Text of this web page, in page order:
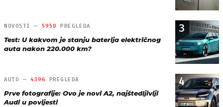
3
NOVOSTI — 5950 PREGLEDA
Test: U kakvom je stanju baterija električnog
auta nakon 220.000 km?
4
AUTO — 4396 PREGLEDA
Prve fotografije: Ovo je novi A2, najštedljiviji
Audi u povijesti